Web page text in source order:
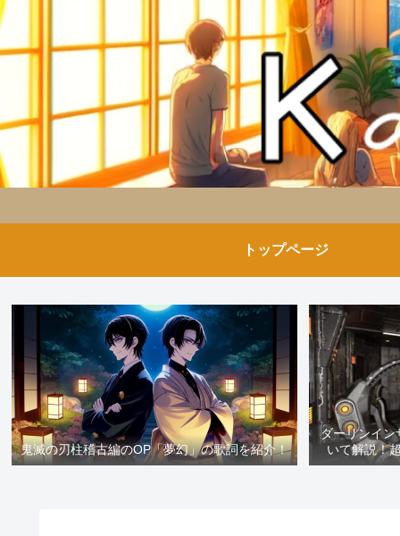
トップページ
鬼滅の刃柱稽古編のOP「夢幻」の歌詞を紹介！
ダーリンイン
いて解説！